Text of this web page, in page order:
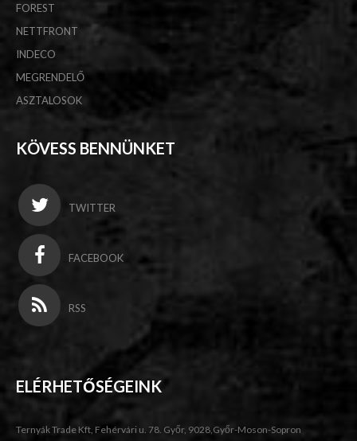
FOREST
NETTFRONT
INDECO
MEGRENDELŐ
ASZTALOSOK
KÖVESS BENNÜNKET
TWITTER
FACEBOOK
RSS
ELÉRHETŐSÉGEINK
Ternyák Trade Kft, Fehérvári u. 78. Győr, 9028,Győr-Moson-Sopron